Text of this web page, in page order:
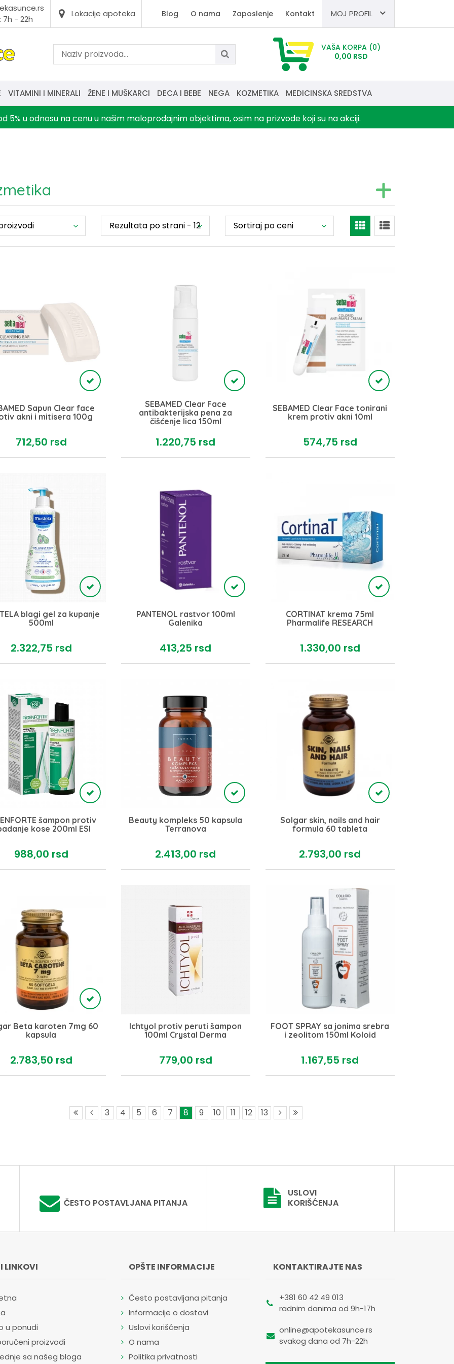
- 22h
Lokacije apoteka Blog O nama Zaposlenje Kontakt MOJ PROFIL
VAŠA KORPA (0)
0,00 RSD
VITAMINI I MINERALI ŽENE I MUŠKARCI DECA I BEBE NEGA KOZMETIKA MEDICINSKA SREDSTVA
5% u odnosu na cenu u našim maloprodajnim objektima, osim na prizvode koji su na akciji.
Sapun Clear face
akni i mitisera 100g
712,50 rsd
SEBAMED Clear Face
antibakterijska pena za
čišćenje lica 150ml
1.220,75 rsd
SEBAMED Clear Face tonirani
krem protiv akni 10ml
574,75 rsd
blagi gel za kupanje
500ml
2.322,75 rsd
PANTENOL rastvor 100ml
Galenika
413,25 rsd
CORTINAT krema 75ml
Pharmalife RESEARCH
1.330,00 rsd
šampon protiv
kose 200ml ESI
988,00 rsd
Beauty kompleks 50 kapsula
Terranova
2.413,00 rsd
Solgar skin, nails and hair
formula 60 tableta
2.793,00 rsd
Beta karoten 7mg 60
kapsula
2.783,50 rsd
Ichtyol protiv peruti šampon
100ml Crystal Derma
779,00 rsd
FOOT SPRAY sa jonima srebra
i zeolitom 150ml Koloid
1.167,55 rsd
3 4 5 6 7 8 9 10 11 12 13
ČESTO POSTAVLJANA PITANJA
USLOVI
KORIŠĆENJA
LINKOVI
u ponudi
proizvodi
sa našeg bloga
OPŠTE INFORMACIJE
Često postavljana pitanja
Informacije o dostavi
Uslovi korišćenja
O nama
Politika privatnosti
KONTAKTIRAJTE NAS
+381 60 42 49 013
radnim danima od 9h-17h
online@apotekasunce.rs
svakog dana od 7h-22h